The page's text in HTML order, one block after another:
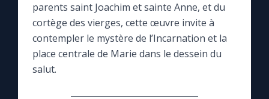
Avec Thérèse de Lisieux
L'Évangile chaque jour
parents saint Joachim et sainte Anne, et du
cortège des vierges, cette œuvre invite à
contempler le mystère de l’Incarnation et la
place centrale de Marie dans le dessein du
salut.